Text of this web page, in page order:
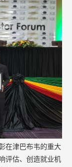
在津巴布韦的重大
评估、创造就业机